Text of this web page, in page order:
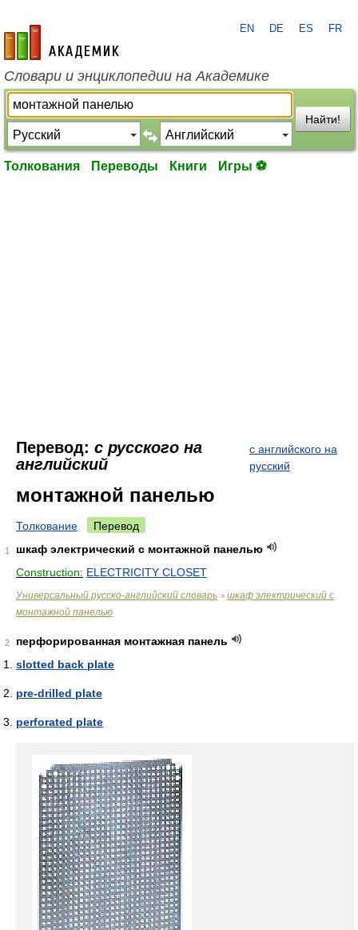
academic.ru
EN DE ES FR
Словари и энциклопедии на Академике
Найти!
Толкования Переводы Книги Игры ⚽
Перевод: с русского на
английский
с английского на
русский
монтажной панелью
Толкование Перевод
1
шкаф электрический с монтажной панелью
Construction: ELECTRICITY CLOSET
Универсальный русско-английский словарь > шкаф электрический с
монтажной панелью
2
перфорированная монтажная панель
slotted back plate
pre-drilled plate
perforated plate